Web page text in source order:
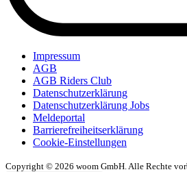
Impressum
AGB
AGB Riders Club
Datenschutzerklärung
Datenschutzerklärung Jobs
Meldeportal
Barrierefreiheitserklärung
Cookie-Einstellungen
Copyright © 2026 woom GmbH. Alle Rechte